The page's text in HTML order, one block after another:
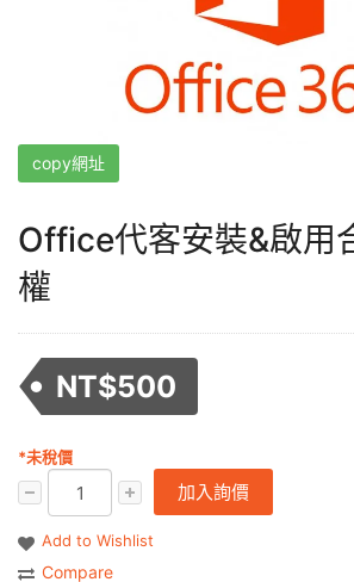
copy網址
Office代客安裝&啟用
權
NT$500
*未稅價
加入詢價
Add to Wishlist
Compare